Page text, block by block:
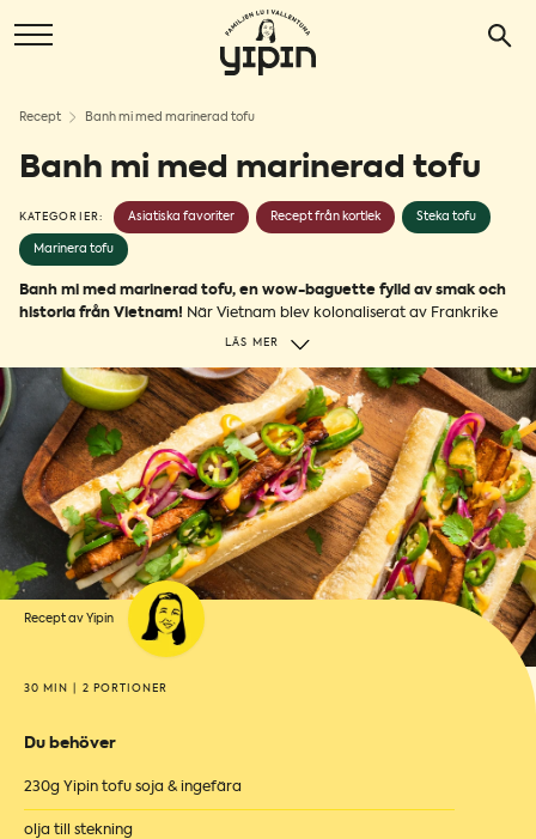
Recept Banh mi med marinerad tofu
Banh mi med marinerad tofu
KATEGORIER: Asiatiska favoriter Recept från kortlek Steka tofu
Marinera tofu
Banh mi med marinerad tofu, en wow-baguette fylld av smak och
historia från Vietnam! När Vietnam blev kolonaliserat av Frankrike
på 1800-talet tog fransmännen med sig den typiska baguetten.
och vips så blev banh mi till! Den fylls ofta med majonnäs, picklade
grönsaker, koriander och fläsk, men lika gott är banh mi med tofu,
som marinerats med några av de mest populära smakerna från Asien.
LÄS MER
Recept av Yipin
30 MIN 2 PORTIONER
Du behöver
230g Yipin tofu soja & ingefära
olja till stekning